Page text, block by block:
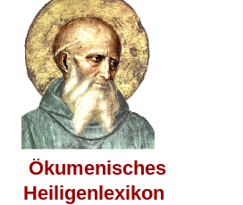
Ökumenisches
Heiligenlexikon